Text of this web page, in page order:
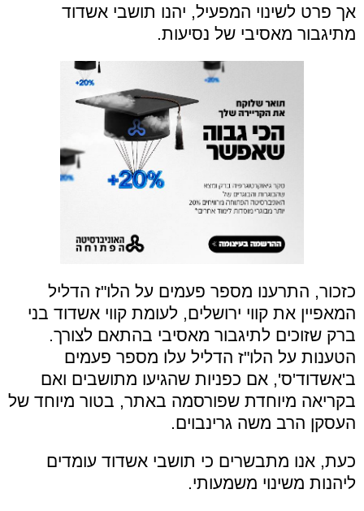
אך פרט לשינוי המפעיל, יהנו תושבי אשדוד
מתיגבור מאסיבי של נסיעות.
כזכור, התרענו מספר פעמים על הלו"ז הדליל
המאפיין את קווי ירושלים, לעומת קווי אשדוד בני
ברק שזוכים לתיגבור מאסיבי בהתאם לצורך.
הטענות על הלו"ז הדליל עלו מספר פעמים
ב'אשדוד'ס', אם כפניות שהגיעו מתושבים ואם
בקריאה מיוחדת שפורסמה באתר, בטור מיוחד של
העסקן הרב משה גרינבוים.
כעת, אנו מתבשרים כי תושבי אשדוד עומדים
ליהנות משינוי משמעותי.